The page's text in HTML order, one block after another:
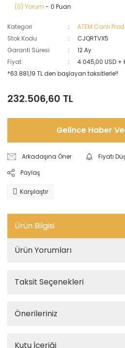
(0) Yorum - 0 Puan
Kategori
ATEM Canlı
Stok Kodu
CJQRTVX5
Garanti Süresi
12 Ay
Fiyat
4.045,00 USD +
*63.881,19 TL den başlayan taksitlerle!!
232.506,60 TL
Gelince Haber
Arkadaşına Öner
Fiyatı
Paylaş
Karşılaştır
Ürün Bilgisi
Ürün Yorumları
Taksit Seçenekleri
Önerileriniz
Kutu İçeriği